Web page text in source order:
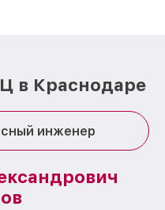
в Краснодаре
инженер